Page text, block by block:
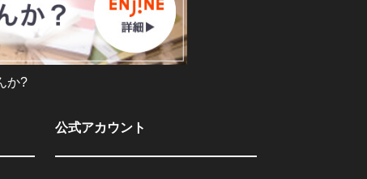
か?
公式アカウント